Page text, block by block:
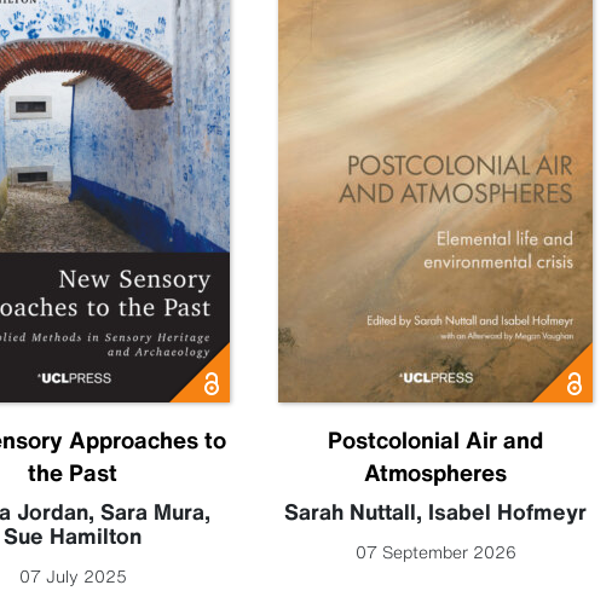
Approaches to
the Past
Jordan, Sara Mura,
Sue Hamilton
07 July 2025
Postcolonial Air and
Atmospheres
Sarah Nuttall, Isabel Hofmeyr
07 September 2026